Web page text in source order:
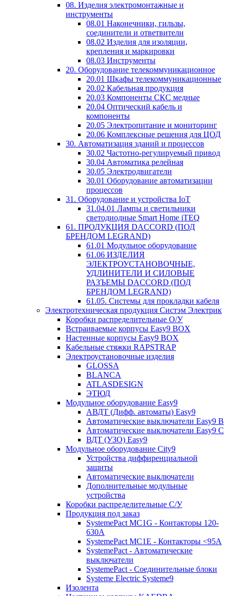
08. Изделия электромонтажные и
инструменты
08.01 Наконечники, гильзы,
соединители и ответвители
08.02 Изделия для изоляции,
крепления и маркировки
08.03 Инструменты
20. Оборудование телекоммуникационное
20.01 Шкафы телекоммуникационные
20.02 Кабельная продукция
20.03 Компоненты СКС медные
20.04 Оптический кабель и
компоненты
20.05 Электропитание и мониторинг
20.06 Комплексные решения для ЦОД
30. Автоматизация зданий и процессов
30.02 Частотно-регулируемый привод
30.04 Автоматика релейная
30.05 Электродвигатели
30.01 Оборудование автоматизации
процессов
31. Оборудование и устройства IoT
31.04.01 Лампы и светильники
светодиодные Smart Home iTEQ
61. ПРОДУКЦИЯ DACCORD (ПОД
БРЕНДОМ LEGRAND)
61.01 Модульное оборудование
61.06 ИЗДЕЛИЯ
ЭЛЕКТРОУСТАНОВОЧНЫЕ,
УДЛИНИТЕЛИ И СИЛОВЫЕ
РАЗЪЕМЫ DACCORD (ПОД
БРЕНДОМ LEGRAND)
61.05. Системы для прокладки кабеля
Электротехническая продукция Систэм Электрик
Коробки распределительные О/У
Встраиваемые корпусы Easy9 BOX
Настенные корпусы Easy9 BOX
Кабельные стяжки RAPSTRAP
Электроустановочные изделия
GLOSSA
BLANCA
ATLASDESIGN
ЭТЮД
Модульное оборудование Easy9
АВДТ (Дифф. автоматы) Easy9
Автоматические выключатели Easy9 В
Автоматические выключатели Easy9 С
ВДТ (УЗО) Easy9
Модульное оборудование City9
Устройства диффиренциальной
защиты
Автоматические выключатели
Дополнительные модульные
устройства
Коробки распределительные C/У
Продукция под заказ
SystemePact MC1G - Контакторы 120-
630A
SystemePact MC1E - Контакторы <95A
SystemePact - Автоматические
выключатели
SystemePact - Соединительные блоки
Systeme Electric Systeme9
Изолента